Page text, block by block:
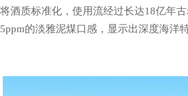
将酒质标准化，使用流经过长达18亿年
5ppm的淡雅泥煤口感，显示出深度海洋特